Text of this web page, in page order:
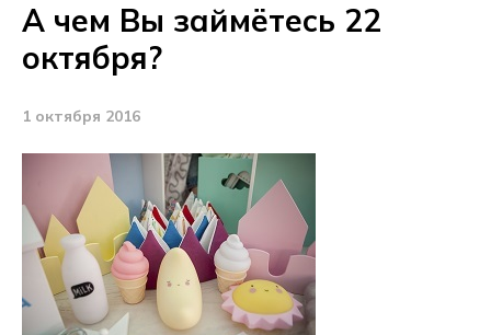
А чем Вы займётесь 22
октября?
1 октября 2016